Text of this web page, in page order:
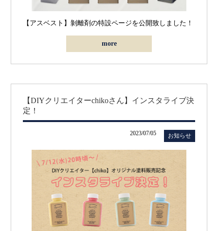
【アスベスト】剝離剤の特設ページを公開致しました！
more
【DIYクリエイターchikoさん】インスタライブ決
定！
2023/07/05 お知らせ